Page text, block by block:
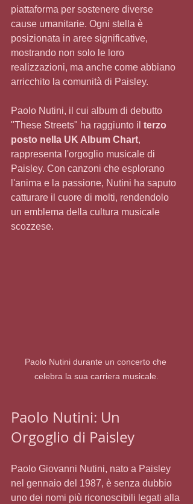
piattaforma per sostenere diverse
cause umanitarie. Ogni stella è
posizionata in aree significative,
mostrando non solo le loro
realizzazioni, ma anche come abbiano
arricchito la comunità di Paisley.
Paolo Nutini, il cui album di debutto
"These Streets" ha raggiunto il terzo
posto nella UK Album Chart,
rappresenta l'orgoglio musicale di
Paisley. Con canzoni che esplorano
l'anima e la passione, Nutini ha saputo
catturare il cuore di molti, rendendolo
un emblema della cultura musicale
scozzese.
Paolo Nutini durante un concerto che
celebra la sua carriera musicale.
Paolo Nutini: Un
Orgoglio di Paisley
Paolo Giovanni Nutini, nato a Paisley
nel gennaio del 1987, è senza dubbio
uno dei nomi più riconoscibili legati alla